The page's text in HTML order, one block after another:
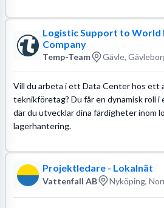
Logistic Support to World
Company
Temp-Team Gävle,
Vill du arbeta i ett Data Center hos ett
teknikföretag? Du får en dynamisk roll i
där du utvecklar dina färdigheter inom
lagerhantering.
Projektledare - Lokalnät
Vattenfall AB Nyköping,